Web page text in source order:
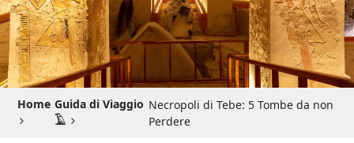
Tour Giordania
Altri
Blog 𓁐
Guida di Viaggio 𓉔
Home Guida di Viaggio
𓄿
Necropoli di Tebe: 5 Tombe da non
Perdere